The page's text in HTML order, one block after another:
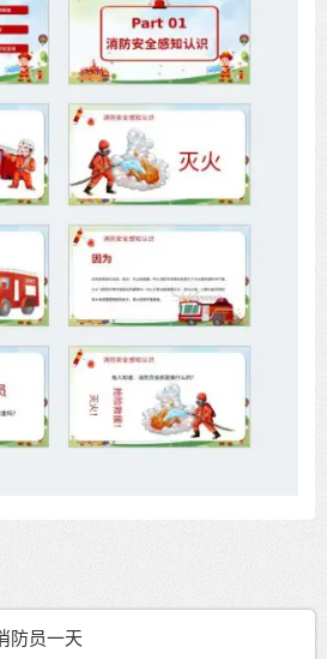
防员一天